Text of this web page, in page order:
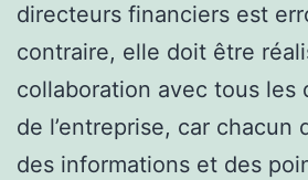
directeurs financiers est
contraire, elle doit être
collaboration avec tous les
de l’entreprise, car chacun
des informations et des